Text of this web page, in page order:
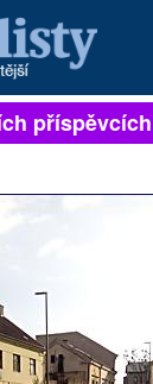
příspěvcích